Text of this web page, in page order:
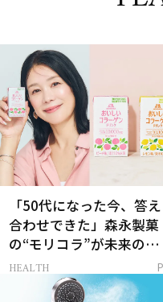
「50代になった今、答え
合わせできた」森永製菓
の“モリコラ”が未来のキ
レイを連れてくる！
HEALTH